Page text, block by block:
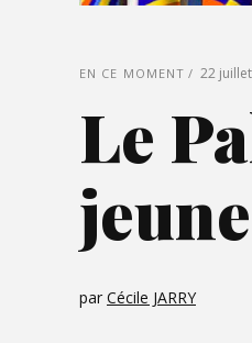
EN CE MOMENT 22
Le
jeune
par Cécile JARRY